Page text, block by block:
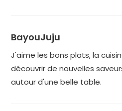
BayouJuju
J'aime les bons plats, la
découvrir de nouvelles
autour d'une belle table.